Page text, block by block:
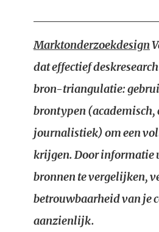
Marktonderzoekdesign
dat effectief
bron-triangulatie:
brontypen (academisch,
journalistiek) om een
krijgen. Door informatie
bronnen te vergelijken,
betrouwbaarheid van je
aanzienlijk.